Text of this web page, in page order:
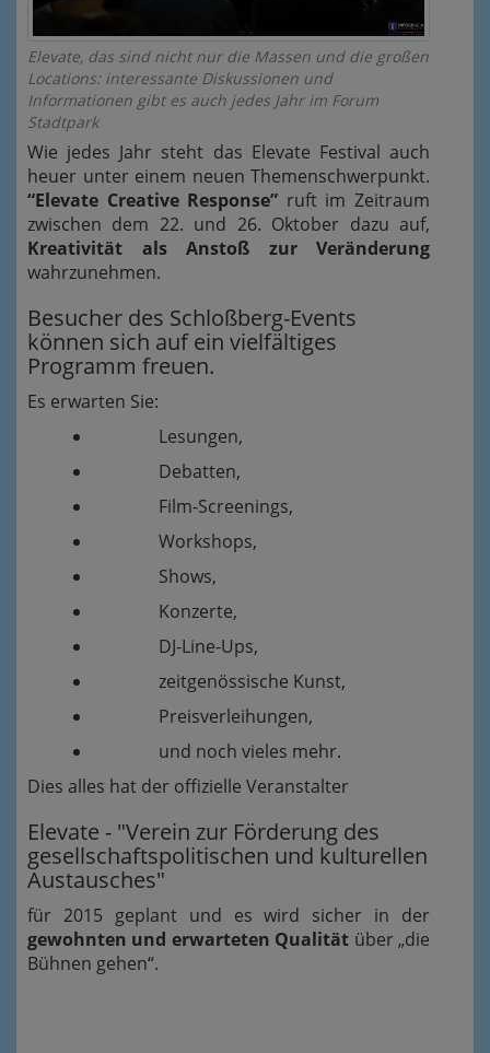
Elevate, das sind nicht nur die Massen und die großen
Locations: interessante Diskussionen und
Informationen gibt es auch jedes Jahr im Forum
Stadtpark
Wie jedes Jahr steht das Elevate Festival auch
heuer unter einem neuen Themenschwerpunkt.
“Elevate Creative Response” ruft im Zeitraum
zwischen dem 22. und 26. Oktober dazu auf,
Kreativität als Anstoß zur Veränderung
wahrzunehmen.
Besucher des Schloßberg-Events
können sich auf ein vielfältiges
Programm freuen.
Es erwarten Sie:
Lesungen,
Debatten,
Film-Screenings,
Workshops,
Shows,
Konzerte,
DJ-Line-Ups,
zeitgenössische Kunst,
Preisverleihungen,
und noch vieles mehr.
Dies alles hat der offizielle Veranstalter
Elevate - "Verein zur Förderung des
gesellschaftspolitischen und kulturellen
Austausches"
für 2015 geplant und es wird sicher in der
gewohnten und erwarteten Qualität über „die
Bühnen gehen“.